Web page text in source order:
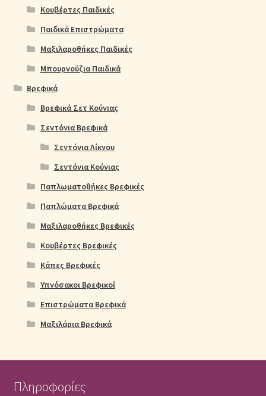
Κουβέρτες Παιδικές
Παιδικά Επιστρώματα
Μαξιλαροθήκες Παιδικές
Μπουρνούζια Παιδικά
Βρεφικά
Βρεφικά Σετ Κούνιας
Σεντόνια Βρεφικά
Σεντόνια Λίκνου
Σεντόνια Κούνιας
Παπλωματοθήκες Βρεφικές
Παπλώματα Βρεφικά
Μαξιλαροθήκες Βρεφικές
Κουβέρτες Βρεφικές
Κάπες Βρεφικές
Υπνόσακοι Βρεφικοί
Επιστρώματα Βρεφικά
Μαξιλάρια Βρεφικά
Πληροφορίες